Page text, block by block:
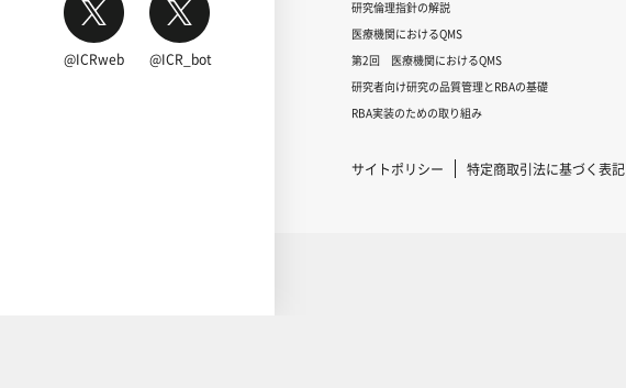
@ICRweb @ICR_bot
研究倫理指針の解説
医療機関におけるQMS
第2回 医療機関におけるQMS
研究者向け研究の品質管理とRBAの基礎
RBA実装のための取り組み
サイトポリシー 特定商取引法に基づく表記